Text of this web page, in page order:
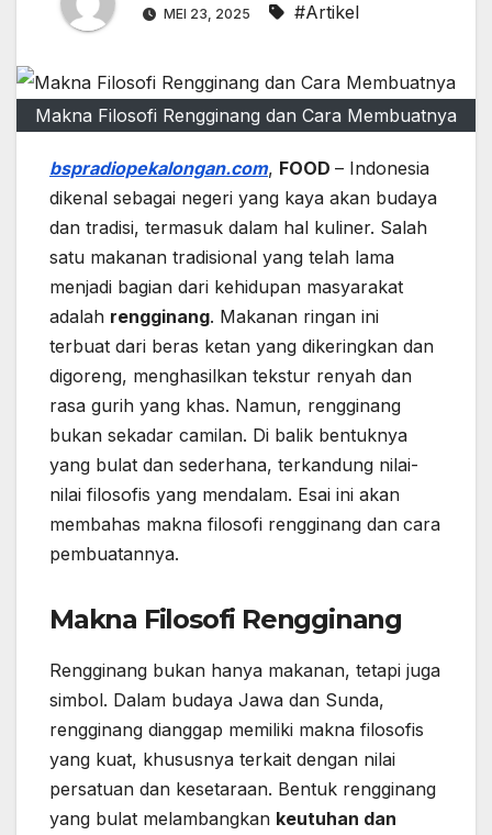
MEI 23, 2025 #Artikel
Makna Filosofi Rengginang dan Cara Membuatnya
bspradiopekalongan.com, FOOD – Indonesia
dikenal sebagai negeri yang kaya akan budaya
dan tradisi, termasuk dalam hal kuliner. Salah
satu makanan tradisional yang telah lama
menjadi bagian dari kehidupan masyarakat
adalah rengginang. Makanan ringan ini
terbuat dari beras ketan yang dikeringkan dan
digoreng, menghasilkan tekstur renyah dan
rasa gurih yang khas. Namun, rengginang
bukan sekadar camilan. Di balik bentuknya
yang bulat dan sederhana, terkandung nilai-
nilai filosofis yang mendalam. Esai ini akan
membahas makna filosofi rengginang dan cara
pembuatannya.
Makna Filosofi Rengginang
Rengginang bukan hanya makanan, tetapi juga
simbol. Dalam budaya Jawa dan Sunda,
rengginang dianggap memiliki makna filosofis
yang kuat, khususnya terkait dengan nilai
persatuan dan kesetaraan. Bentuk rengginang
yang bulat melambangkan keutuhan dan